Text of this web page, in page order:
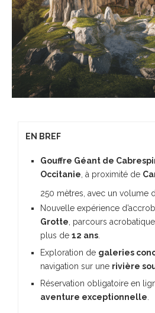
EN BREF
Gouffre Géant de
Occitanie , à proximité de
250 mètres, avec un volume
Nouvelle expérience
Grotte , parcours
plus de 12 ans
Exploration de galeries
navigation sur une rivière
Réservation obligatoire en
aventure exceptionnelle